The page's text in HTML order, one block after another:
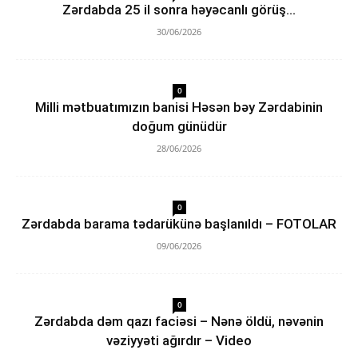
Zərdabda 25 il sonra həyəcanlı görüş…
30/06/2026
0
Milli mətbuatımızın banisi Həsən bəy Zərdabinin
doğum günüdür
28/06/2026
0
Zərdabda barama tədarükünə başlanıldı – FOTOLAR
09/06/2026
0
Zərdabda dəm qazı faciəsi – Nənə öldü, nəvənin
vəziyyəti ağırdır – Video